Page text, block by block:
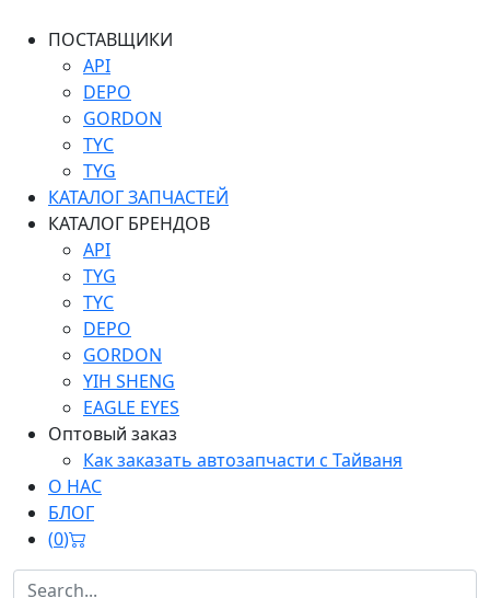
ПОСТАВЩИКИ
API
DEPO
GORDON
TYC
TYG
КАТАЛОГ ЗАПЧАСТЕЙ
КАТАЛОГ БРЕНДОВ
API
TYG
TYC
DEPO
GORDON
YIH SHENG
EAGLE EYES
Оптовый заказ
Как заказать автозапчасти с Тайваня
О НАС
БЛОГ
(0)